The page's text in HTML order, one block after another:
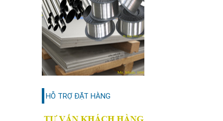
HỖ TRỢ ĐẶT HÀNG